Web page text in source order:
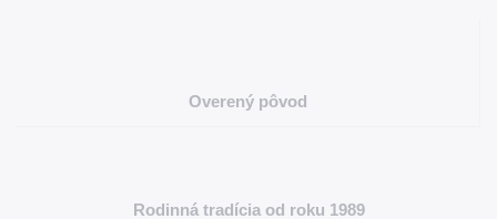
Overený pôvod
Rodinná tradícia od roku 1989